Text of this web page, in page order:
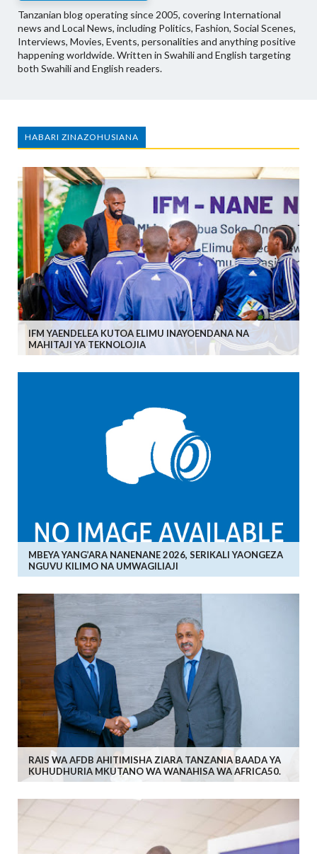
Tanzanian blog operating since 2005, covering International
news and Local News, including Politics, Fashion, Social Scenes,
Interviews, Movies, Events, personalities and anything positive
happening worldwide. Written in Swahili and English targeting
both Swahili and English readers.
HABARI ZINAZOHUSIANA
IFM YAENDELEA KUTOA ELIMU INAYOENDANA NA
MAHITAJI YA TEKNOLOJIA
MBEYA YANG’ARA NANENANE 2026, SERIKALI YAONGEZA
NGUVU KILIMO NA UMWAGILIAJI
RAIS WA AFDB AHITIMISHA ZIARA TANZANIA BAADA YA
KUHUDHURIA MKUTANO WA WANAHISA WA AFRICA50.